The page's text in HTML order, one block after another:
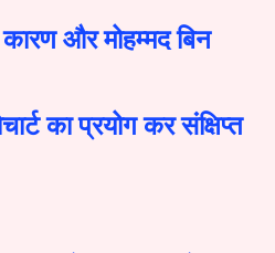
और मोहम्मद बिन
का प्रयोग कर संक्षिप्त